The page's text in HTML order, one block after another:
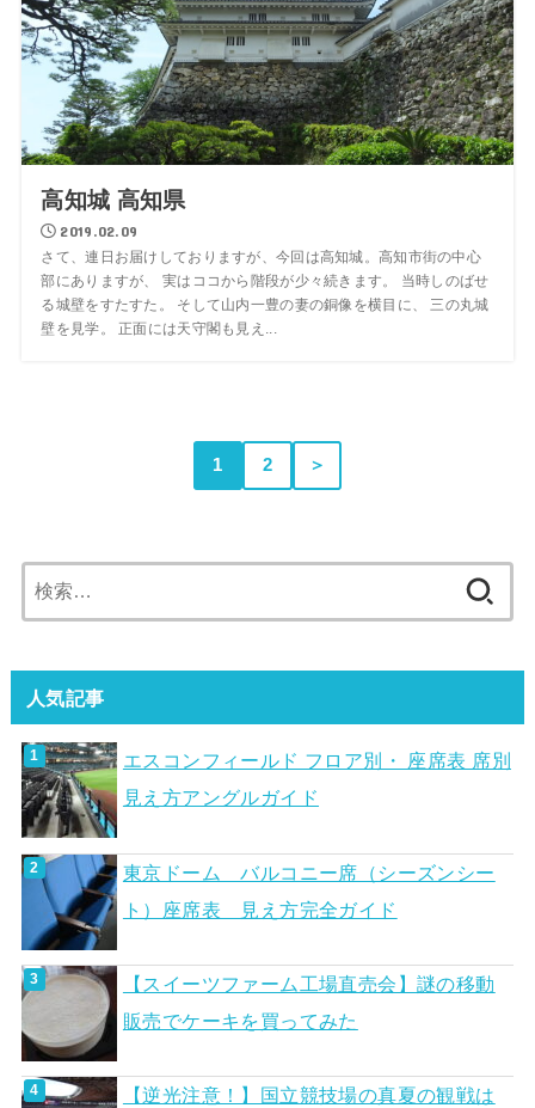
高知城 高知県
2019.02.09
さて、連日お届けしておりますが、今回は高知城。高知市街の中心
部にありますが、 実はココから階段が少々続きます。 当時しのばせ
る城壁をすたすた。 そして山内一豊の妻の銅像を横目に、 三の丸城
壁を見学。 正面には天守閣も見え...
1 2 ＞
索:
人気記事
エスコンフィールド フロア別・ 座席表 席別
見え方アングルガイド
東京ドーム バルコニー席（シーズンシー
ト）座席表 見え方完全ガイド
【スイーツファーム工場直売会】謎の移動
販売でケーキを買ってみた
【逆光注意！】国立競技場の真夏の観戦は